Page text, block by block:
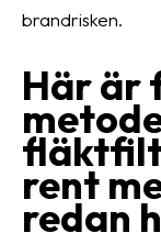
brandrisken.
Här är
rent
redan